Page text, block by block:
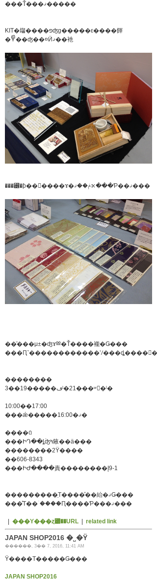
���Ť���ޤ�����
KIT�䥹����פʤɡ�����ε����餫
�߾��ʤ��¤Ӥޤ��衪
���꡼�ƥ��󥰥����ɤ�ݥ��ޤ⤪���Ƥ��ޤ���
��ͧ���μ±�ʤɤⳫ�Ť����褦�Ǥ���
��������
3��19�����ڡˡ�21���ʷ�ˡ�
10:00��17:00
���ǽ�����16:00�ޤ�
����ꢡ
���ԻԴ��ȴۡʤߤ䤳��ä���
��������2Ÿ����
��606-8343
���ԻԺ����責��������Į9-1
���������̤Τ����ͤ��紿�ޤǤ���
���ͤΤ��ۤ����Ԥ����Ƥ���ޤ���
���Υ���ȥ꡼��URL related link
JAPAN SHOP2016 �˽�Ÿ
������, 3�� 7, 2016, 11:41 AM
Ÿ����Τ�����Ǥ���
JAPAN SHOP2016